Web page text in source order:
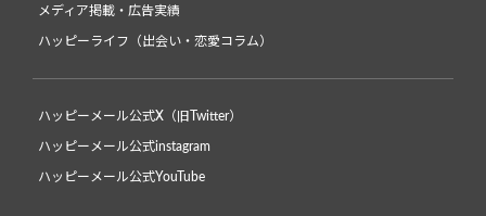
メディア掲載・広告実績
ハッピーライフ（出会い・恋愛コラム）
ハッピーメール公式X（旧Twitter）
ハッピーメール公式instagram
ハッピーメール公式YouTube